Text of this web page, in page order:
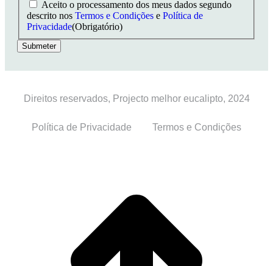
Aceito o processamento dos meus dados segundo
descrito nos Termos e Condições e Política de
Privacidade(Obrigatório)
Direitos reservados, Projecto melhor eucalipto, 2024
Política de Privacidade Termos e Condições